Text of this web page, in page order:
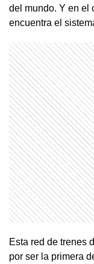
del mundo. Y en el
encuentra el
Esta red de trenes
por ser la primera